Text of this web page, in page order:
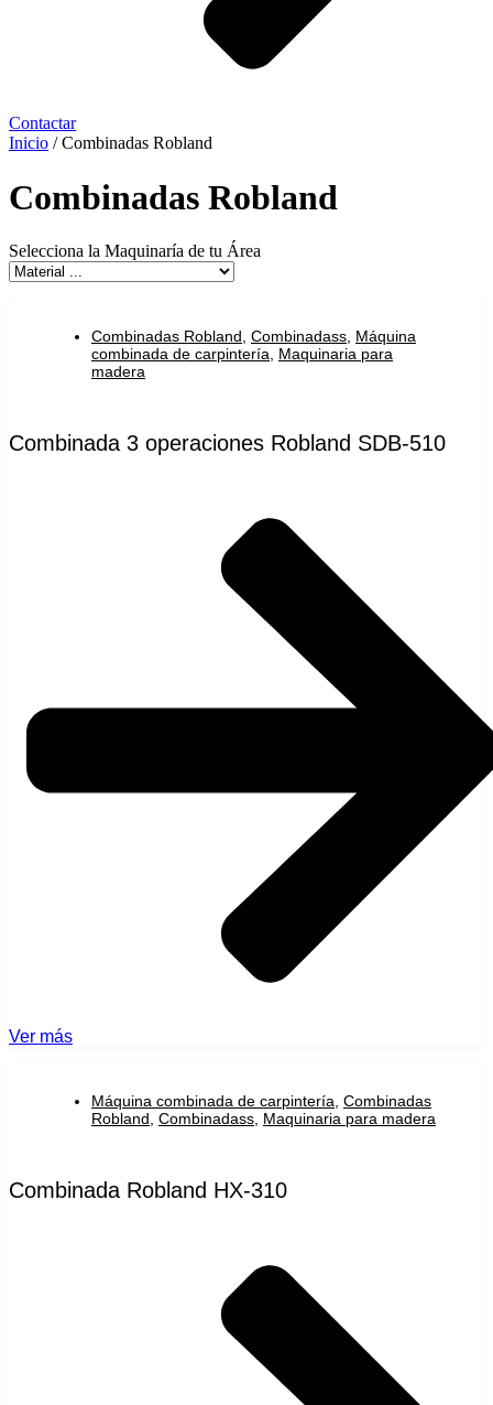
Contactar
Inicio / Combinadas Robland
Combinadas Robland
Selecciona la Maquinaría de tu Área
Combinadas Robland Combinadass Máquina
combinada de carpintería
Maquinaria para
madera
Combinada 3 operaciones Robland SDB-510
Ver más
Máquina combinada de carpintería Combinadas
Robland Combinadass Maquinaria para madera
Combinada Robland HX-310